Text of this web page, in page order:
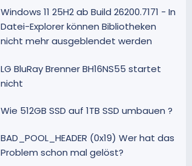
Windows 11 25H2 ab Build 26200.7171 - In
Datei-Explorer können Bibliotheken
nicht mehr ausgeblendet werden
LG BluRay Brenner BH16NS55 startet
nicht
Wie 512GB SSD auf 1TB SSD umbauen ?
BAD_POOL_HEADER (0x19) Wer hat das
Problem schon mal gelöst?